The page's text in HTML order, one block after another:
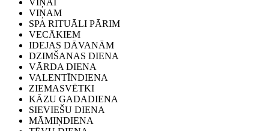
VIŅAI
VIŅAM
SPA RITUĀLI PĀRIM
VECĀKIEM
IDEJAS DĀVANĀM
DZIMŠANAS DIENA
VĀRDA DIENA
VALENTĪNDIENA
ZIEMASVĒTKI
KĀZU GADADIENA
SIEVIEŠU DIENA
MĀMIŅDIENA